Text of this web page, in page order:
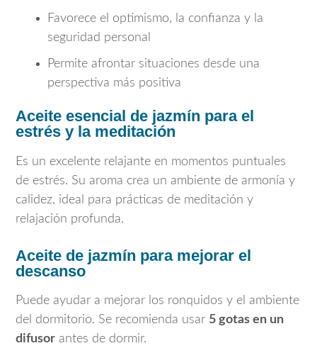
Favorece el optimismo, la confianza y la
seguridad personal
Permite afrontar situaciones desde una
perspectiva más positiva
Aceite esencial de jazmín para el
estrés y la meditación
Es un excelente relajante en momentos puntuales
de estrés. Su aroma crea un ambiente de armonía y
calidez, ideal para prácticas de meditación y
relajación profunda.
Aceite de jazmín para mejorar el
descanso
Puede ayudar a mejorar los ronquidos y el ambiente
del dormitorio. Se recomienda usar 5 gotas en un
difusor antes de dormir.